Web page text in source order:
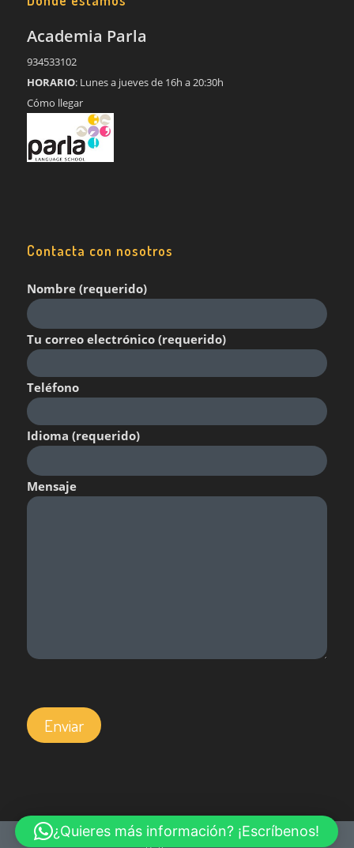
Academia Parla
934533102
HORARIO: Lunes a jueves de 16h a 20:30h
Cómo llegar
Contacta con nosotros
Nombre (requerido)
Tu correo electrónico (requerido)
Teléfono
Idioma (requerido)
Mensaje
¿Quieres más información? ¡Escríbenos!